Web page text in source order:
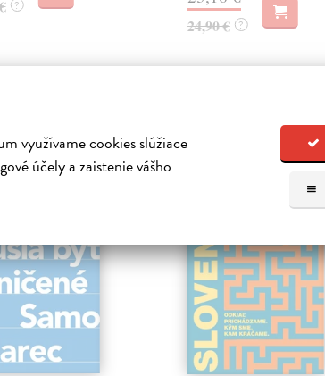
využívame cookies slúžiace
účely a zaistenie vášho
?
24,90 € ?
vkusom si kúpili aj:
na sklade